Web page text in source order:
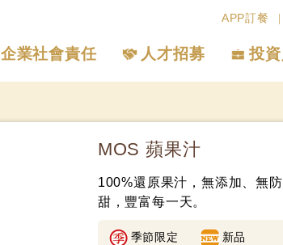
APP訂餐
企業社會責任 人才招募 投
MOS 蘋果汁
100%還原果汁，無添加、無
甜，豐富每一天。
季節限定 新品